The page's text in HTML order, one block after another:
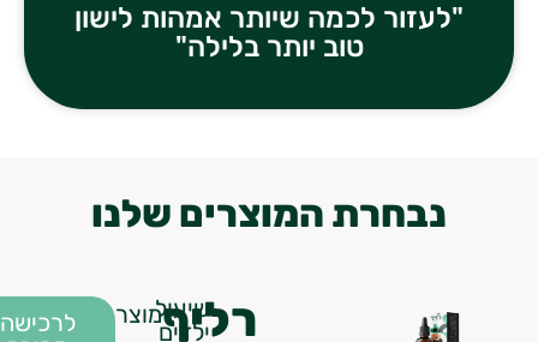
"לעזור לכמה שיותר אמהות לישון
טוב יותר בלילה"
נבחרת המוצרים שלנו
רליף
שיעול
ילדים
מוצר
לרכישה